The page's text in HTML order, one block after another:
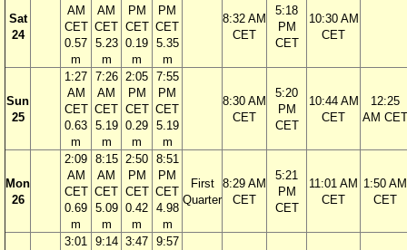
Sat
24
AM
CET
0.57
m
AM
CET
5.23
m
PM
CET
0.19
m
PM
CET
5.35
m
8:32 AM
CET
5:18
PM
CET
10:30 AM
CET
Sun
25
1:27
AM
CET
0.63
m
7:26
AM
CET
5.19
m
2:05
PM
CET
0.29
m
7:55
PM
CET
5.19
m
8:30 AM
CET
5:20
PM
CET
10:44 AM
CET
12:25
AM CET
Mon
26
2:09
AM
CET
0.69
m
8:15
AM
CET
5.09
m
2:50
PM
CET
0.42
m
8:51
PM
CET
4.98
m
First
Quarter
8:29 AM
CET
5:21
PM
CET
11:01 AM
CET
1:50 AM
CET
3:01 9:14 3:47 9:57